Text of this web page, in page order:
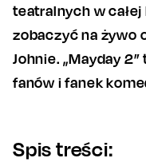
teatralnych w
zobaczyć na żywo
Johnie. „Mayday
fanów i fanek
Spis treści: